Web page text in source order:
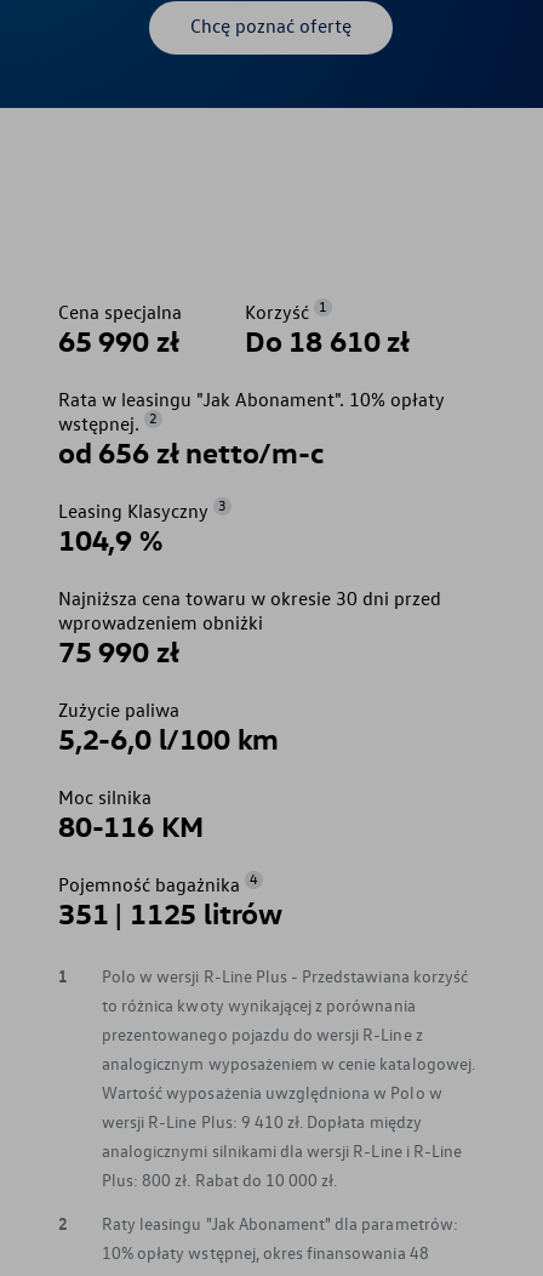
Chcę poznać ofertę
Cena specjalna
65 990 zł
Korzyść 1
Do 18 610 zł
Rata w leasingu "Jak Abonament". 10% opłaty
wstępnej.
2
od 656 zł netto/m-c
Leasing Klasyczny 3
104,9 %
Najniższa cena towaru w okresie 30 dni przed
wprowadzeniem obniżki
75 990 zł
Zużycie paliwa
5,2-6,0 l/100 km
Moc silnika
80-116 KM
Pojemność bagażnika 4
351 | 1125 litrów
1
Polo w wersji R-Line Plus - Przedstawiana korzyść
to różnica kwoty wynikającej z porównania
prezentowanego pojazdu do wersji R-Line z
analogicznym wyposażeniem w cenie katalogowej.
Wartość wyposażenia uwzględniona w Polo w
wersji R-Line Plus: 9 410 zł. Dopłata między
analogicznymi silnikami dla wersji R-Line i R-Line
Plus: 800 zł. Rabat do 10 000 zł.
2
Raty leasingu "Jak Abonament" dla parametrów:
10% opłaty wstępnej, okres finansowania 48